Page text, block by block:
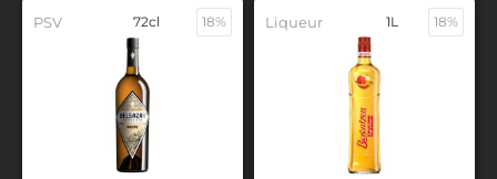
PSV 72cl 18% Liqueur 1L 18%